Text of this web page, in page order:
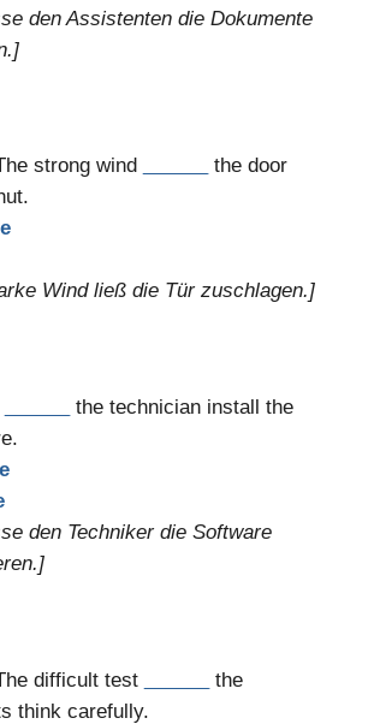
den Assistenten die Dokumente
strong wind
the door
Wind ließ die Tür zuschlagen.]
the technician install the
den Techniker die Software
difficult test
the
think carefully.